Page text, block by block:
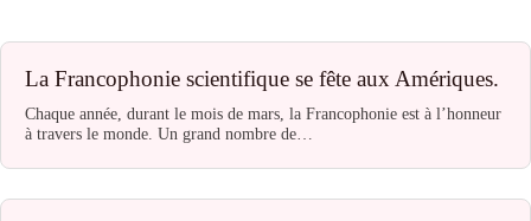
La Francophonie scientifique se fête aux Amériques.
Chaque année, durant le mois de mars, la Francophonie est à l’honneur
à travers le monde. Un grand nombre de…